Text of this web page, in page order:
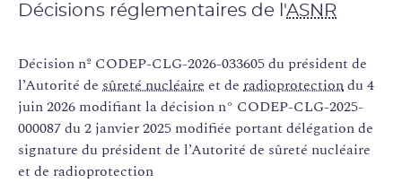
Décisions réglementaires de l'ASNR
Décision nº CODEP-CLG-2026-033605 du président de
l’Autorité de sûreté nucléaire et de radioprotectiondu 4
juin 2026 modifiant la décision n° CODEP-CLG-2025-
000087 du 2 janvier 2025 modifiée portant délégation de
signature du président de l’Autorité de sûreté nucléaire
et de radioprotection